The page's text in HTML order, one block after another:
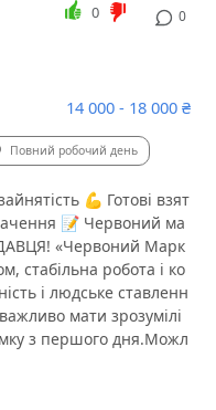
0
0
14 000 - 18 000 ₴
Повний робочий день
💪 Готові взят
📝 Червоний ма
«Червоний Марк
стабільна робота і ко
і людське ставленн
мати зрозумілі
з першого дня.Можл